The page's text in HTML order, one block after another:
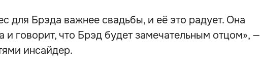
для Брэда важнее свадьбы, и её это радует. Она
и говорит, что Брэд будет замечательным отцом», —
инсайдер.